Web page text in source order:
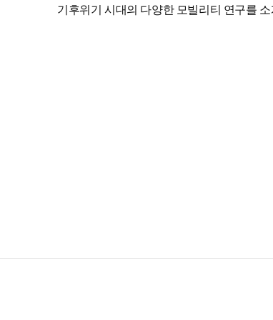
기후위기 시대의 다양한 모빌리티 연구를